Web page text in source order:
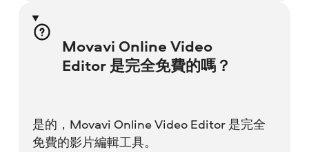
Movavi Online Video
Editor 是完全免費的嗎？
是的，Movavi Online Video Editor 是完全
免費的影片編輯工具。